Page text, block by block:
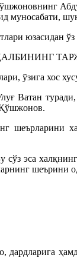
муносабати,
юзасидан
ўзига хос
Ватан
Қўшжонов.
эса